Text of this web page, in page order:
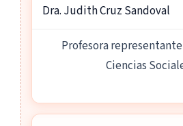
Dra. Judith Cruz Sandoval
Profesora
Ciencias